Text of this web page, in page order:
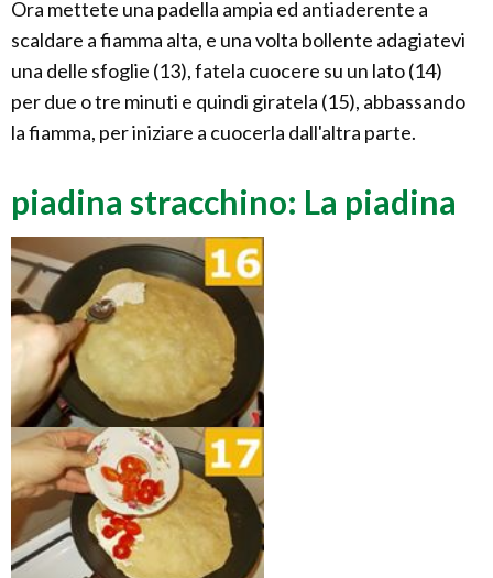
Ora mettete una padella ampia ed antiaderente a
scaldare a fiamma alta, e una volta bollente adagiatevi
una delle sfoglie (13), fatela cuocere su un lato (14)
per due o tre minuti e quindi giratela (15), abbassando
la fiamma, per iniziare a cuocerla dall'altra parte.
piadina stracchino: La piadina